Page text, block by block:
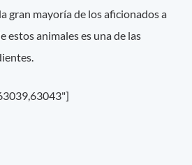
gran mayoría de los aficionados a
estos animales es una de las